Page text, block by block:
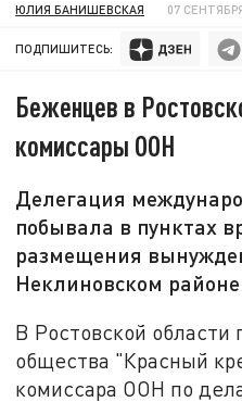
ЮЛИЯ БАНИШЕВСКАЯ 07
ПОДПИШИТЕСЬ:
Беженцев в
комиссары ООН
Делегация
побывала в пунктах
размещения
Неклиновском
В Ростовской области
общества "Красный
комиссара ООН по